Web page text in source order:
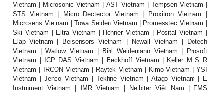
Vietnam | Microsonic Vietnam | AST Vietnam | Tempsen Vietnam |
STS Vietnam | Micro Dectector Vietnam | Proxitron Vietnam |
Microsens Vietnam | Towa Seiden Vietnam | Promesstec Vietnam |
Ski Vietnam | Eltra Vietnam | Hohner Vietnam | Posital Vietnam |
Elap Vietnam | Beisensors Vietnam | Newall Vietnam | Dotech
Vietnam | Watlow Vietnam | Bihl Weidemann Vietnam | Prosoft
Vietnam | ICP DAS Vietnam | Beckhoff Vietnam | Keller M S R
Vietnam | IRCON Vietnam | Raytek Vietnam | Kimo Vietnam | YSI
Vietnam | Jenco Vietnam | Tekhne Vietnam | Atago Vietnam | E
Instrument Vietnam | IMR Vietnam | Netbiter Viêt Nam | FMS